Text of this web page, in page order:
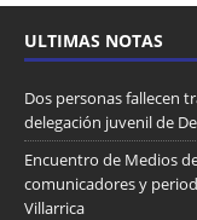
ULTIMAS NOTAS
Dos personas fallecen
delegación juvenil de
Encuentro de Medios
comunicadores y
Villarrica